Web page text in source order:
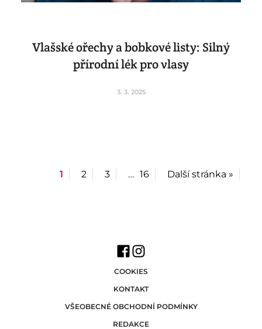
Vlašské ořechy a bobkové listy: Silný
přírodní lék pro vlasy
3. 3. 2025
1 2 3 … 16 Další stránka »
COOKIES
KONTAKT
VŠEOBECNÉ OBCHODNÍ PODMÍNKY
REDAKCE